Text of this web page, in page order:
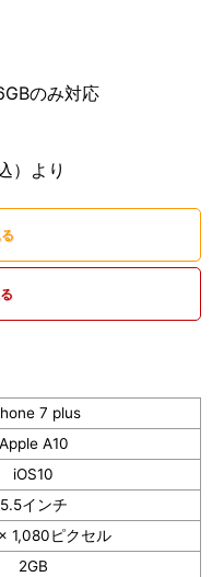
のみ対応
）より
7 plus
Apple A10
iOS10
5.5インチ
1,080ピクセル
2GB